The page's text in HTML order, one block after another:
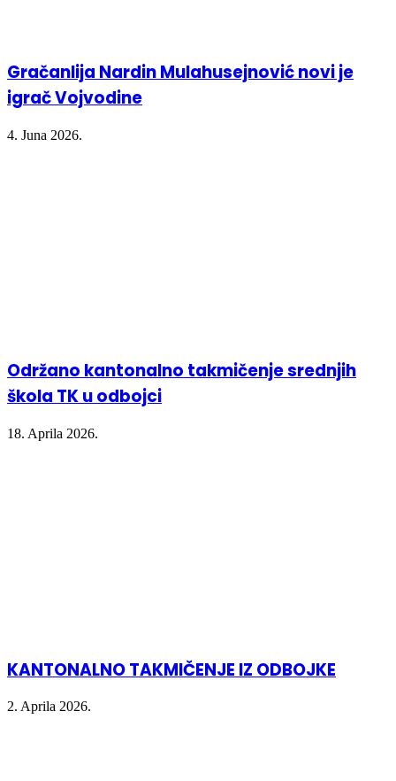
Gračanlija Nardin Mulahusejnović novi je
igrač Vojvodine
4. Juna 2026.
Održano kantonalno takmičenje srednjih
škola TK u odbojci
18. Aprila 2026.
KANTONALNO TAKMIČENJE IZ ODBOJKE
2. Aprila 2026.